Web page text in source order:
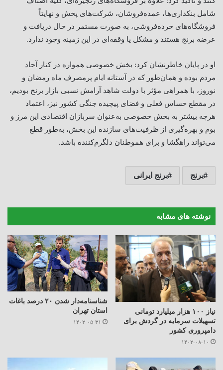
شامل بنکداری‌ها، عمده‌فروشان، شرکت‌های پخش و نهایتاً
فروشگاه‌های خرده‌فروشی، به صورت مستمر در حال دریافت و
عرضه برنج هستند و مشکل یا وقفه‌ای در این زمینه وجود ندارد.
او در پایان خاطرنشان کرد: بخش خصوصی همواره در کنار آحاد
مردم بوده و همان‌طور که در آستانه ایام پرمصرف ماه رمضان و
نوروز، با همراهی مؤثر با دولت شاهد آرامش نسبی بازار برنج بودیم،
در مقطع حساس فعلی و فضای پیچیده جنگی کشور نیز، اعتماد
هرچه بیشتر به بخش خصوصی به‌عنوان سربازان اقتصادی این مرز و
بوم و بهره‌گیری از ظرفیت‌های سازنده این بخش، به‌طور قطع
می‌تواند راهگشا و برای هموطنان دلگرم‌کننده باشد.
برنج برنج ایرانی
نوشته های مشابه
نیاز ۱۰۰ هزار میلیارد تومانی
تسهیلات سرمایه در گردش برای
دامپروری کشور
۱۴۰۲-۰۸-۱۰
شناسنامه‌دار شدن ۲۰ درصد باغات
استان تهران
۱۴۰۲-۰۵-۳۱